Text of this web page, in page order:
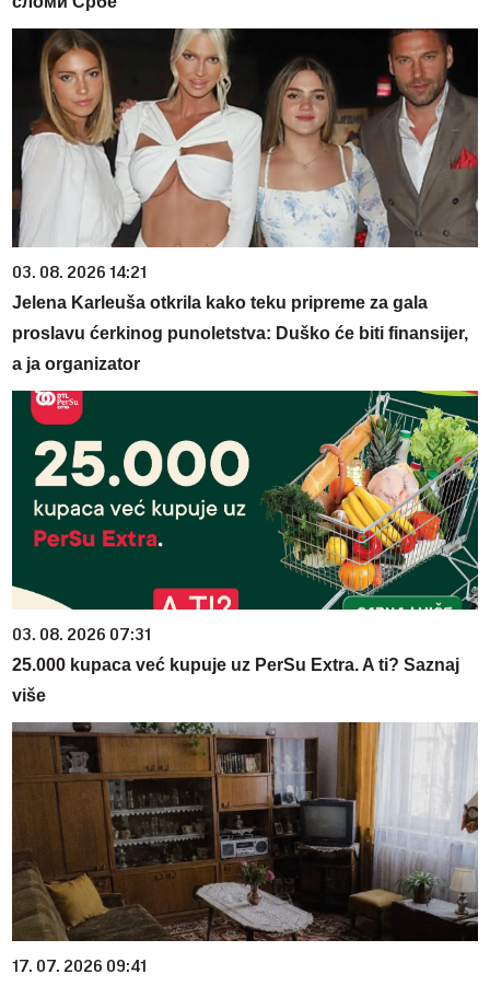
03. 08. 2026 14:21
Jelena Karleuša otkrila kako teku pripreme za gala
proslavu ćerkinog punoletstva: Duško će biti finansijer,
a ja organizator
03. 08. 2026 07:31
25.000 kupaca već kupuje uz PerSu Extra. A ti? Saznaj
više
17. 07. 2026 09:41